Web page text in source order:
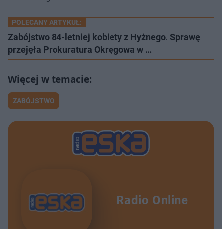
POLECANY ARTYKUŁ:
Zabójstwo 84-letniej kobiety z Hyżnego. Sprawę
przejęła Prokuratura Okręgowa w …
ZABÓJSTWO
Radio Online